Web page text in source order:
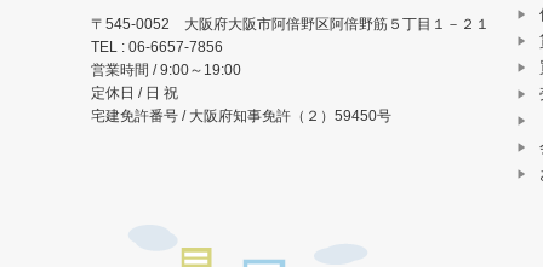
ョ
〒545-0052 大阪府大阪市阿倍野区阿倍野筋５丁目１－２１
TEL : 06-6657-7856
営業時間 / 9:00～19:00
定休日 / 日 祝
宅建免許番号 / 大阪府知事免許（２）59450号